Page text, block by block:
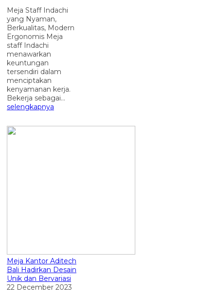
Meja Staff Indachi
yang Nyaman,
Berkualitas, Modern
Ergonomis Meja
staff Indachi
menawarkan
keuntungan
tersendiri dalam
menciptakan
kenyamanan kerja.
Bekerja sebagai...
selengkapnya
Meja Kantor Aditech
Bali Hadirkan Desain
Unik dan Bervariasi
22 December 2023